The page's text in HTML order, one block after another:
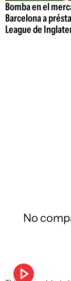
Bomba en el
Barcelona a
League de
No